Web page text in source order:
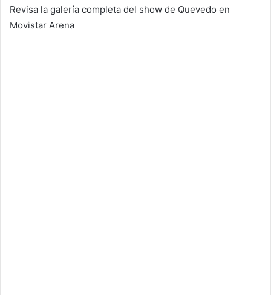
Revisa la galería completa del show de Quevedo en
Movistar Arena